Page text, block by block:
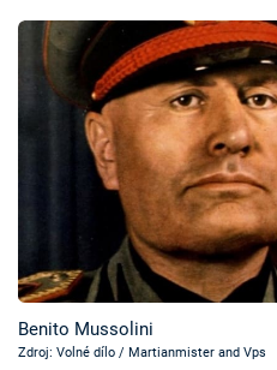
Témata
Pořady
TV Program
Časopis
Sledujte prima+
Přihlášení
Benito Mussolini
Zdroj: Volné dílo / Martianmister and Vps